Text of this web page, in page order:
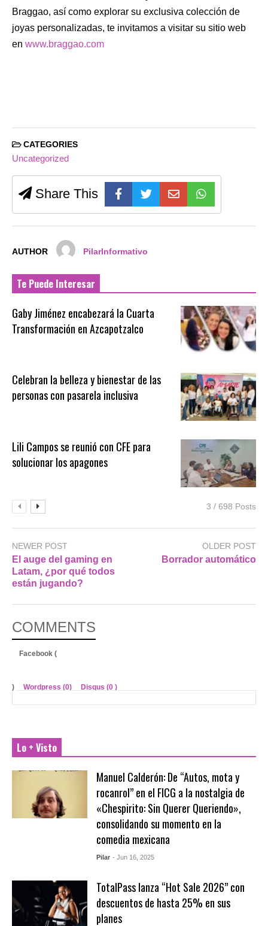
Braggao, así como explorar su exclusiva colección de
joyas personalizadas, te invitamos a visitar su sitio web
en www.braggao.com
CATEGORIES
Uncategorized
Share This
AUTHOR PilarInformativo
Te Puede Interesar
Gaby Jiménez encabezará la Cuarta
Transformación en Azcapotzalco
Celebran la belleza y bienestar de las
personas con pasarela inclusiva
Lili Campos se reunió con CFE para
solucionar los apagones
3 / 698 Posts
NEWER POST
El auge del gaming en
Latam, ¿por qué todos
están jugando?
OLDER POST
Borrador automático
COMMENTS
Facebook (
) Wordpress (0) Disqus (0 )
Lo + Visto
Manuel Calderón: De “Autos, mota y
rocanrol” en el FICG a la nostalgia de
«Chespirito: Sin Querer Queriendo»,
consolidando su momento en la
comedia mexicana
Pilar - Jun 16, 2025
TotalPass lanza “Hot Sale 2026” con
descuentos de hasta 25% en sus
planes